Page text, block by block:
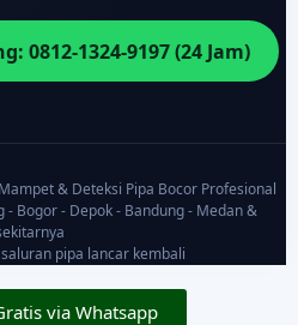
0812-1324-9197 (24 Jam)
& Deteksi Pipa Bocor Profesional
- Bogor - Depok - Bandung - Medan &
pipa lancar kembali
via Whatsapp